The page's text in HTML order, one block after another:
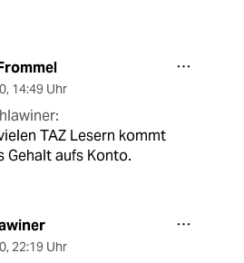
, 14:49 Uhr
TAZ Lesern kommt
Gehalt aufs Konto.
, 22:19 Uhr